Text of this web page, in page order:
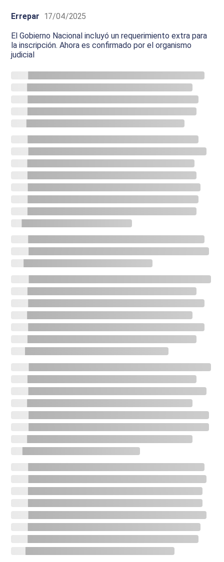
Errepar 17/04/2025
El Gobierno Nacional incluyó un requerimiento extra para
la inscripción. Ahora es confirmado por el organismo
judicial